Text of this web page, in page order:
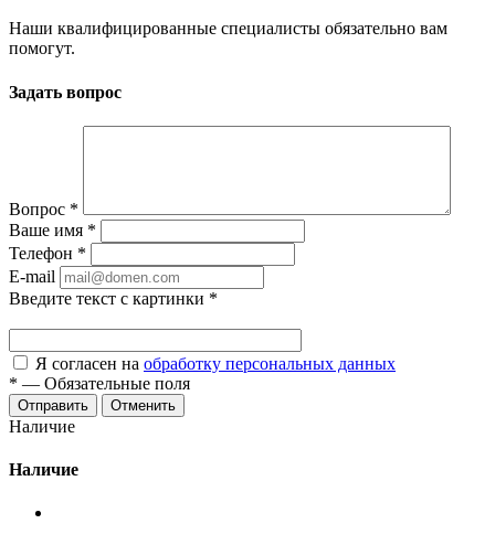
Наши квалифицированные специалисты обязательно вам
помогут.
Задать вопрос
Вопрос *
Ваше имя *
Телефон *
E-mail
Введите текст с картинки *
Я согласен на обработку персональных данных
* — Обязательные поля
Отменить
Наличие
Наличие